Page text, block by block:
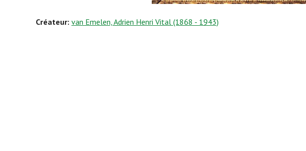
Créateur: van Emelen, Adrien Henri Vital (1868 - 1943)